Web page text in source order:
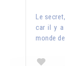
Le
car il y a
monde